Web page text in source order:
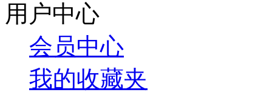
用户中心
会员中心
我的收藏夹